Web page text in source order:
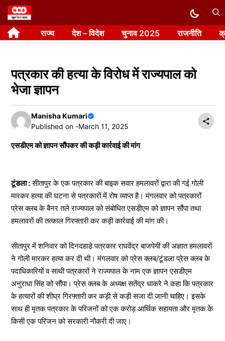
Skip
to
content राज्य देश – विदेश चुनाव 2025 राजनीति
पत्रकार की हत्या के विरोध में राज्यपाल को
भेजा ज्ञापन
Manisha Kumari
Published on -March 11, 2025
एसडीएम को ज्ञापन सौंपकर की कड़ी कार्रवाई की मांग
टूंडला :सीतापुर के एक पत्रकार की बाइक सवार हमलावरों द्वारा की गई गोली
मारकर हत्या की घटना से पत्रकारों में रोष व्याप्त है। मंगलवार को पत्रकारों
प्रेस क्लब के बैनर तले राज्यपाल को संबोधित एसडीएम को ज्ञापन सौंपा तथा
हमलावरों की तत्काल गिरफ्तारी कर कड़ी कार्रवाई की मांग की।
सीतापुर में शनिवार को दिनदहाडे़ पत्रकार राघवेंद्र बाजपेयी की अज्ञात हमलावरों
ने गोली मारकर हत्या कर दी थी। मंगलवार को प्रेस क्लब/टूंडला प्रेस क्लब के
पदाधिकारियों व साथी पत्रकारों ने राज्यपाल के नाम एक ज्ञापन एसडीएम
अनुराधा सिंह को सौंपा। प्रेस क्लब के अध्यक्ष सतेंद्र धाकरे ने कहा कि पत्रकार
के हत्यारों की शीघ्र गिरफ्तारी कर कड़ी से कड़ी सजा दी जानी चाहिए। इसके
साथ ही मृतक पत्रकार के परिजनों को एक करोड़ आर्थिक सहायता और मृतक के
किसी एक परिजन को सरकारी नौकरी दी जाए।